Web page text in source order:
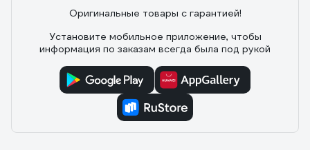
25.10.2020
Сайт очень хотел, чтобы я написал отзыв про анкер.
Чем мог, помог.
Оригинальные товары с гарантией!
Установите мобильное приложение, чтобы
информация по заказам всегда была под рукой